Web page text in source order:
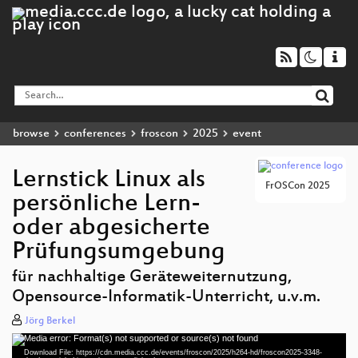
browse conferences froscon 2025 event
FrOSCon 2025
Lernstick Linux als
persönliche Lern-
oder abgesicherte
Prüfungsumgebung
für nachhaltige Geräteweiternutzung,
Opensource-Informatik-Unterricht, u.v.m.
Jörg Berkel
Video
Media error: Format(s) not supported or source(s) not found
Download File: https://cdn.media.ccc.de/events/froscon/2025/h264-hd/froscon2025-3348-